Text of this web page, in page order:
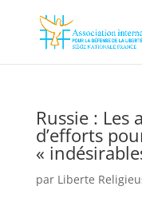
Russie :
d’efforts
«
par Liberte